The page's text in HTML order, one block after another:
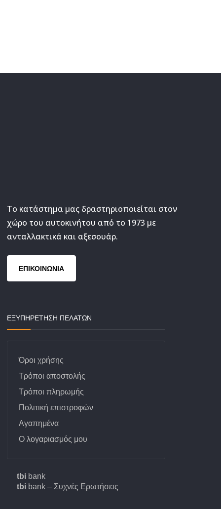
Το κατάστημα μας δραστηριοποιείται στον
χώρο του αυτοκινήτου από το 1973 με
ανταλλακτικά και αξεσουάρ.
ΕΠΙΚΟΙΝΩΝΙΑ
ΕΞΥΠΗΡΕΤΗΣΗ ΠΕΛΑΤΩΝ
Όροι χρήσης
Τρόποι αποστολής
Τρόποι πληρωμής
Πολιτική επιστροφών
Αγαπημένα
Ο λογαριασμός μου
tbi bank
tbi bank – Συχνές Ερωτήσεις